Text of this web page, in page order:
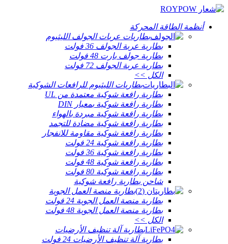
أنظمة الطاقة المحركة
بطاريات عربات الجولف الليثيوم
بطارية عربة الجولف 36 فولت
بطارية جولف بارت 48 فولت
بطارية عربة الجولف 72 فولت
الكل >>
بطاريات الليثيوم للرافعات الشوكية
بطارية رافعة شوكية معتمدة من UL
بطارية رافعة شوكية بمعيار DIN
بطارية رافعة شوكية مبردة بالهواء
بطارية رافعة شوكية مضادة للتجمد
بطارية رافعة شوكية مقاومة للانفجار
بطارية رافعة شوكية 24 فولت
بطارية رافعة شوكية 36 فولت
بطارية رافعة شوكية 48 فولت
بطارية رافعة شوكية 80 فولت
شاحن بطارية رافعة شوكية
بطارية منصة العمل الجوية
بطارية منصة العمل الجوية 24 فولت
بطارية منصة العمل الجوية 48 فولت
الكل >>
بطارية آلة تنظيف الأرضيات
بطارية آلة تنظيف الأرضيات 24 فولت